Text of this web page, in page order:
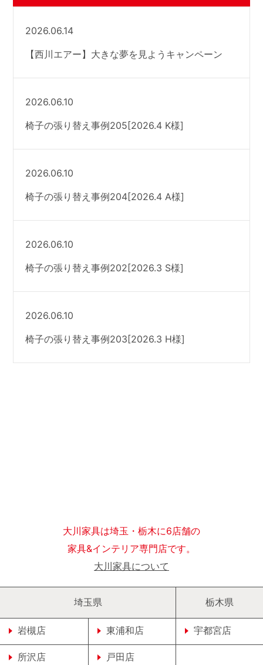
2026.06.14
【西川エアー】大きな夢を見ようキャンペーン
2026.06.10
椅子の張り替え事例205[2026.4 K様]
2026.06.10
椅子の張り替え事例204[2026.4 A様]
2026.06.10
椅子の張り替え事例202[2026.3 S様]
2026.06.10
椅子の張り替え事例203[2026.3 H様]
大川家具は埼玉・栃木に6店舗の
家具&インテリア専門店です。
大川家具について
埼玉県
岩槻店 東浦和店
所沢店 戸田店
栃木県
宇都宮店